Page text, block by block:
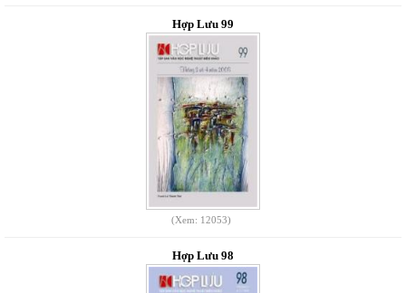
Hợp Lưu 99
(Xem: 12053)
Hợp Lưu 98